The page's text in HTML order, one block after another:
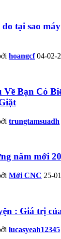
tại sao
hoangcf04-02-
Về Bạn Có
trungtamsuadh
năm mới
Mới CNC 25-
: Giá trị
lucasyeah12345